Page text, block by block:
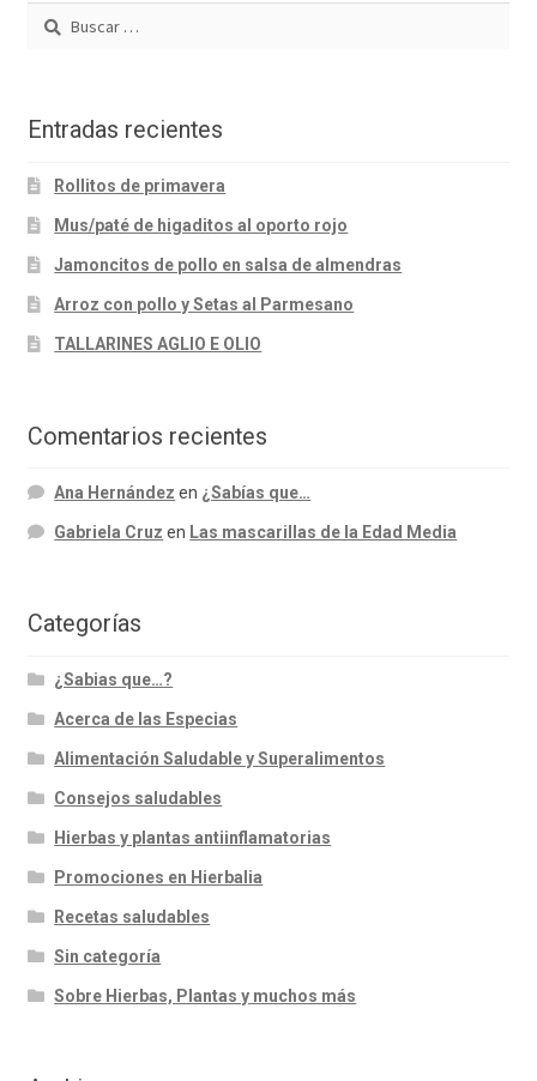
Entradas recientes
Rollitos de primavera
Mus/paté de higaditos al oporto rojo
Jamoncitos de pollo en salsa de almendras
Arroz con pollo y Setas al Parmesano
TALLARINES AGLIO E OLIO
Comentarios recientes
Ana Hernández en ¿Sabías que…
Gabriela Cruz en Las mascarillas de la Edad Media
Categorías
¿Sabias que…?
Acerca de las Especias
Alimentación Saludable y Superalimentos
Consejos saludables
Hierbas y plantas antiinflamatorias
Promociones en Hierbalia
Recetas saludables
Sin categoría
Sobre Hierbas, Plantas y muchos más